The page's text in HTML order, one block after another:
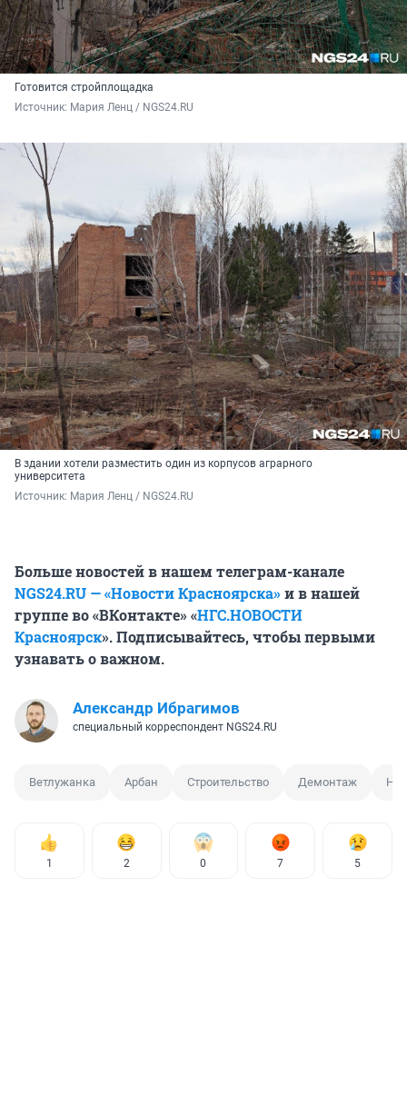
Готовится стройплощадка
Источник: Мария Ленц / NGS24.RU
В здании хотели разместить один из корпусов аграрного
университета
Источник: Мария Ленц / NGS24.RU
Больше новостей в нашем телеграм-канале
NGS24.RU — «Новости Красноярска»и в нашей
группе во «ВКонтакте» «НГС.НОВОСТИ
Красноярск». Подписывайтесь, чтобы первыми
узнавать о важном.
Александр Ибрагимов
специальный корреспондент NGS24.RU
Ветлужанка Арбан Строительство Демонтаж
1 2 0 7 5